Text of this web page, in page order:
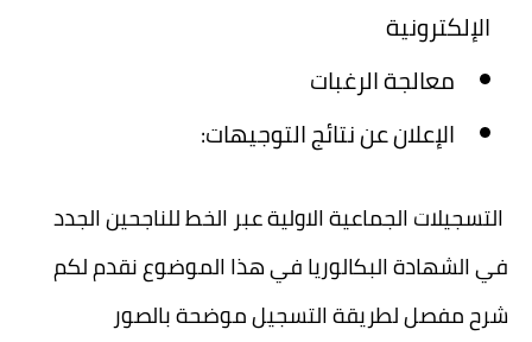
الإلكترونية
معالجة الرغبات
الإعلان عن نتائج التوجيهات:
التسجيلات الجماعية الاولية عبر الخط للناجحين الجدد
في الشهادة البكالوريا في هذا الموضوع نقدم لكم
شرح مفصل لطريقة التسجيل موضحة بالصور